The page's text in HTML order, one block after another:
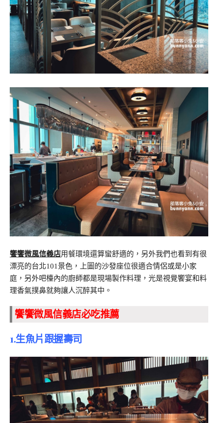
饗饗微風信義店用餐環境還算蠻舒適的，另外我們也看到有很
漂亮的台北101景色，上圖的沙發座位很適合情侶或是小家
庭，另外吧檯內的廚師都是現場製作料理，光是視覺饗宴和料
理香氣撲鼻就夠讓人沉醉其中。
饗饗微風信義店必吃推薦
1.生魚片跟握壽司